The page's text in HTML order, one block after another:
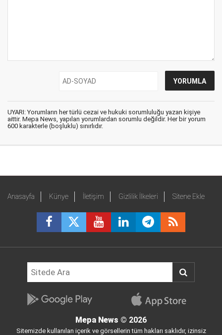
UYARI: Yorumların her türlü cezai ve hukuki sorumluluğu yazan kişiye
aittir. Mepa News, yapılan yorumlardan sorumlu değildir. Her bir yorum
600 karakterle (boşluklu) sınırlıdır.
Anasayfa Künye İletişim Gizlilik İlkeleri Sitene Ekle
Mepa News © 2026
Sitemizde kullanılan içerik ve görsellerin tüm hakları saklıdır, izinsiz